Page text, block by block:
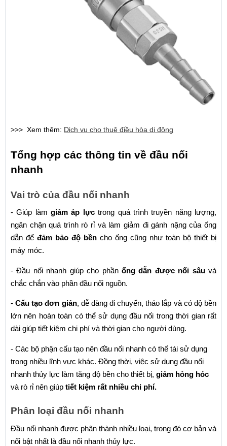
>>>  Xem thêm: Dịch vụ cho thuê điều hòa di động
Tổng hợp các thông tin về đầu nối
nhanh
Vai trò của đầu nối nhanh
- Giúp làm giảm áp lực trong quá trình truyền năng lượng,
ngăn chặn quá trình rò rỉ và làm giảm đi gánh nặng của ống
dẫn để đảm bảo độ bền cho ống cũng như toàn bộ thiết bị
máy móc.
- Đầu nối nhanh giúp cho phần ống dẫn được nối sâu và
chắc chắn vào phần đầu nối nguồn.
- Cấu tạo đơn giản, dễ dàng di chuyển, tháo lắp và có độ bền
lớn nên hoàn toàn có thể sử dụng đầu nối trong thời gian rất
dài giúp tiết kiệm chi phí và thời gian cho người dùng.
- Các bộ phận cấu tạo nên đầu nối nhanh có thể tái sử dụng
trong nhiều lĩnh vực khác. Đồng thời, việc sử dụng đầu nối
nhanh thủy lực làm tăng độ bền cho thiết bị, giảm hỏng hóc
và rò rỉ nên giúp tiết kiệm rất nhiều chi phí.
Phân loại đầu nối nhanh
Đầu nối nhanh được phân thành nhiều loại, trong đó cơ bản và
nổi bật nhất là đầu nối nhanh thủy lực.